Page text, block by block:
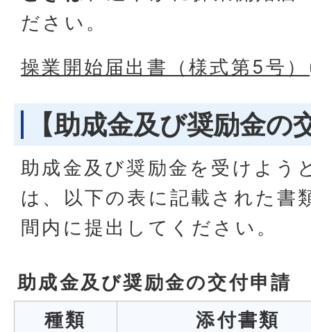
ださい。
操業開始届出書（様式第5号
【助成金及び奨励金の
助成金及び奨励金を受けよう
は、以下の表に記載された書
間内に提出してください。
助成金及び奨励金の交付申請
種類
添付書類